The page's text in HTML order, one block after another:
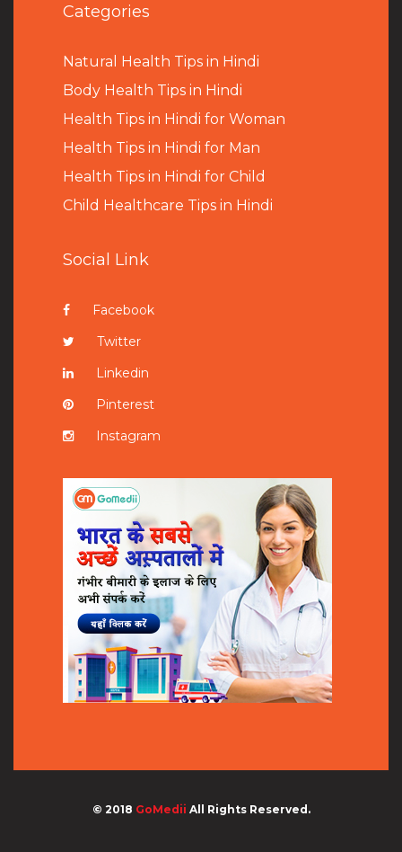
Categories
Natural Health Tips in Hindi
Body Health Tips in Hindi
Health Tips in Hindi for Woman
Health Tips in Hindi for Man
Health Tips in Hindi for Child
Child Healthcare Tips in Hindi
Social Link
Facebook
Twitter
Linkedin
Pinterest
Instagram
© 2018 GoMedii All Rights Reserved.